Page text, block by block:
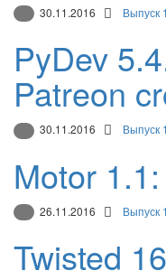
30.11.2016 Выпуск
PyDev
Patreon
30.11.2016 Выпуск
Motor
26.11.2016 Выпуск
Twisted